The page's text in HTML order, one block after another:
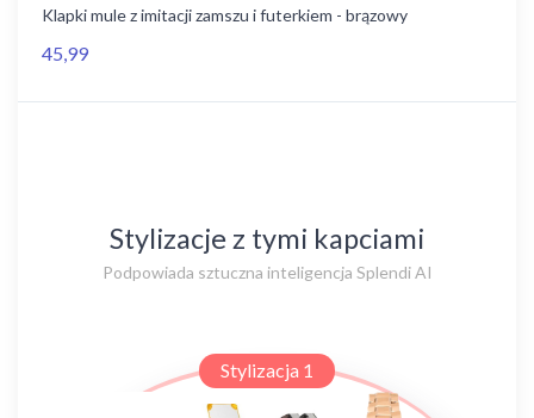
Klapki mule z imitacji zamszu i futerkiem - brązowy
45,99
Stylizacje z tymi kapciami
Podpowiada sztuczna inteligencja Splendi AI
Stylizacja 1